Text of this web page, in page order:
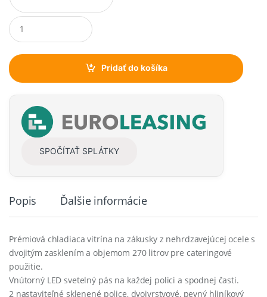
Q
u
a
t
i
y
Pridať do košíka
SPOČÍTAŤ SPLÁTKY
Popis Ďalšie informácie
Prémiová chladiaca vitrína na zákusky z nehrdzavejúcej ocele s
dvojitým zasklením a objemom 270 litrov pre cateringové
použitie.
Vnútorný LED svetelný pás na každej polici a spodnej časti.
2 nastaviteľné sklenené police, dvojvrstvové, pevný hliníkový